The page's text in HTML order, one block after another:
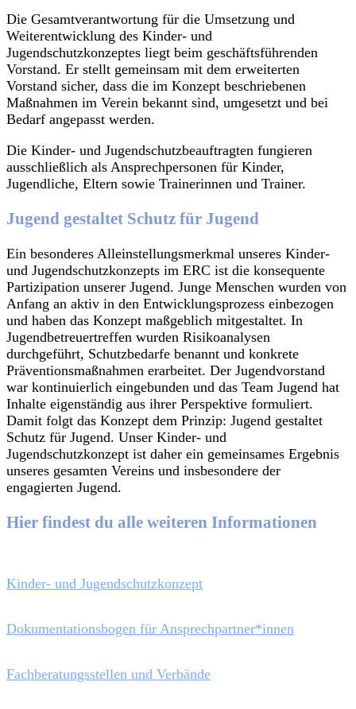
Die Gesamtverantwortung für die Umsetzung und
Weiterentwicklung des Kinder- und
Jugendschutzkonzeptes liegt beim geschäftsführenden
Vorstand. Er stellt gemeinsam mit dem erweiterten
Vorstand sicher, dass die im Konzept beschriebenen
Maßnahmen im Verein bekannt sind, umgesetzt und bei
Bedarf angepasst werden.
Die Kinder- und Jugendschutzbeauftragten fungieren
ausschließlich als Ansprechpersonen für Kinder,
Jugendliche, Eltern sowie Trainerinnen und Trainer.
Jugend gestaltet Schutz für Jugend
Ein besonderes Alleinstellungsmerkmal unseres Kinder-
und Jugendschutzkonzepts im ERC ist die konsequente
Partizipation unserer Jugend. Junge Menschen wurden von
Anfang an aktiv in den Entwicklungsprozess einbezogen
und haben das Konzept maßgeblich mitgestaltet. In
Jugendbetreuertreffen wurden Risikoanalysen
durchgeführt, Schutzbedarfe benannt und konkrete
Präventionsmaßnahmen erarbeitet. Der Jugendvorstand
war kontinuierlich eingebunden und das Team Jugend hat
Inhalte eigenständig aus ihrer Perspektive formuliert.
Damit folgt das Konzept dem Prinzip: Jugend gestaltet
Schutz für Jugend. Unser Kinder- und
Jugendschutzkonzept ist daher ein gemeinsames Ergebnis
unseres gesamten Vereins und insbesondere der
engagierten Jugend.
Hier findest du alle weiteren Informationen
Kinder- und Jugendschutzkonzept
Dokumentationsbogen für Ansprechpartner*innen
Fachberatungsstellen und Verbände